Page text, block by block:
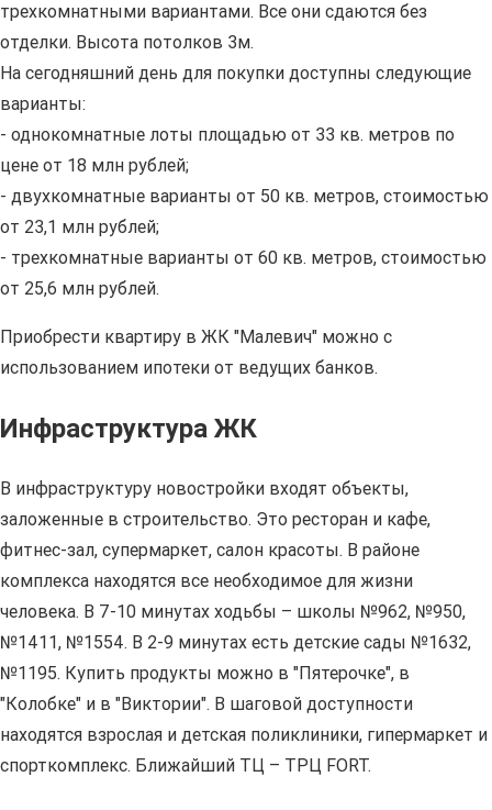
трехкомнатными вариантами. Все они сдаются без
отделки. Высота потолков 3м.
На сегодняшний день для покупки доступны следующие
варианты:
- однокомнатные лоты площадью от 33 кв. метров по
цене от 18 млн рублей;
- двухкомнатные варианты от 50 кв. метров, стоимостью
от 23,1 млн рублей;
- трехкомнатные варианты от 60 кв. метров, стоимостью
от 25,6 млн рублей.
Приобрести квартиру в ЖК "Малевич" можно с
использованием ипотеки от ведущих банков.
Инфраструктура ЖК
В инфраструктуру новостройки входят объекты,
заложенные в строительство. Это ресторан и кафе,
фитнес-зал, супермаркет, салон красоты. В районе
комплекса находятся все необходимое для жизни
человека. В 7-10 минутах ходьбы – школы №962, №950,
№1411, №1554. В 2-9 минутах есть детские сады №1632,
№1195. Купить продукты можно в "Пятерочке", в
"Колобке" и в "Виктории". В шаговой доступности
находятся взрослая и детская поликлиники, гипермаркет и
спорткомплекс. Ближайший ТЦ – ТРЦ FORT.